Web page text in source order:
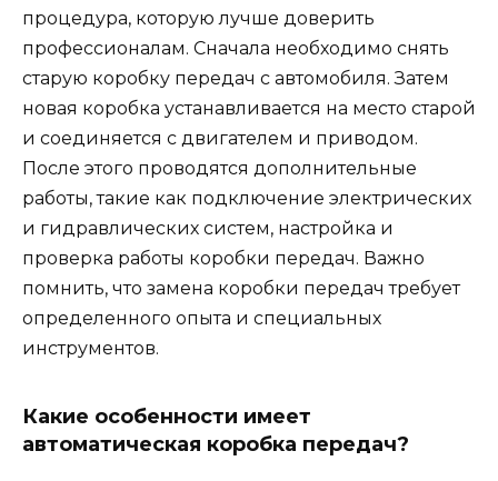
процедура, которую лучше доверить
профессионалам. Сначала необходимо снять
старую коробку передач с автомобиля. Затем
новая коробка устанавливается на место старой
и соединяется с двигателем и приводом.
После этого проводятся дополнительные
работы, такие как подключение электрических
и гидравлических систем, настройка и
проверка работы коробки передач. Важно
помнить, что замена коробки передач требует
определенного опыта и специальных
инструментов.
Какие особенности имеет
автоматическая коробка передач?